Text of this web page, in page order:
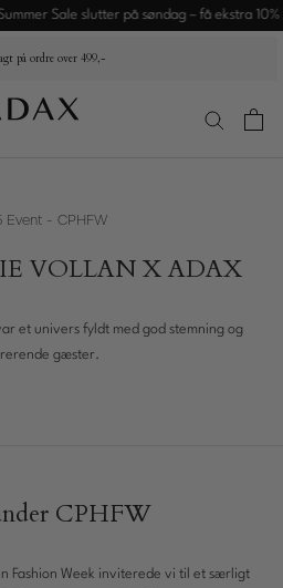
Sale slutter på søndag – få ekstra 10% på
på ordre over 499,-
Event - CPHFW
VOLLAN X ADAX
et univers fyldt med god stemning og
gæster.
CPHFW
Fashion Week inviterede vi til et særligt